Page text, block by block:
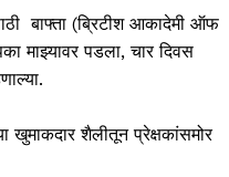
बाफ्ता (ब्रिटीश आकादेमी ऑफ
माझ्यावर पडला, चार दिवस
खुमाकदार शैलीतून प्रेक्षकांसमोर